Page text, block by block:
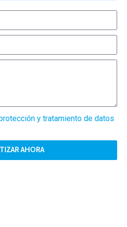
y tratamiento de datos
AHORA